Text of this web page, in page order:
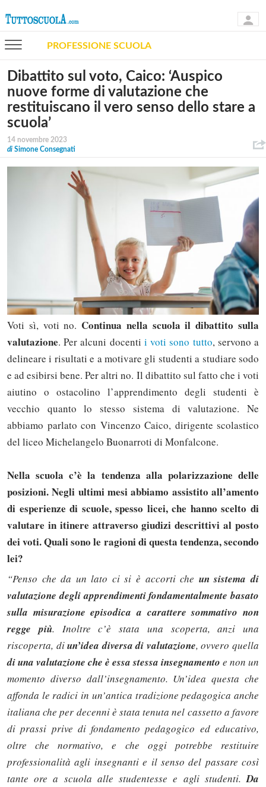
PROFESSIONE SCUOLA
Dibattito sul voto, Caico: ‘Auspico
nuove forme di valutazione che
restituiscano il vero senso dello stare a
scuola’
14 novembre 2023
di Simone Consegnati
Voti sì, voti no. Continua nella scuola il dibattito sulla
valutazione. Per alcuni docenti i voti sono tutto, servono a
delineare i risultati e a motivare gli studenti a studiare sodo
e ad esibirsi bene. Per altri no. Il dibattito sul fatto che i voti
aiutino o ostacolino l’apprendimento degli studenti è
vecchio quanto lo stesso sistema di valutazione. Ne
abbiamo parlato con Vincenzo Caico, dirigente scolastico
del liceo Michelangelo Buonarroti di Monfalcone.
Nella scuola c’è la tendenza alla polarizzazione delle
posizioni. Negli ultimi mesi abbiamo assistito all’amento
di esperienze di scuole, spesso licei, che hanno scelto di
valutare in itinere attraverso giudizi descrittivi al posto
dei voti. Quali sono le ragioni di questa tendenza, secondo
lei?
“Penso che da un lato ci si è accorti che un sistema di
valutazione degli apprendimenti fondamentalmente basato
sulla misurazione episodica a carattere sommativo non
regge più. Inoltre c’è stata una scoperta, anzi una
riscoperta, diun’idea diversa di valutazione, ovvero quella
di una valutazione che è essa stessa insegnamento e non un
momento diverso dall’insegnamento. Un’idea questa che
affonda le radici in un’antica tradizione pedagogica anche
italiana che per decenni è stata tenuta nel cassetto a favore
di prassi prive di fondamento pedagogico ed educativo,
oltre che normativo, e che oggi potrebbe restituire
professionalità agli insegnanti e il senso del passare così
tante ore a scuola alle studentesse e agli studenti.Da